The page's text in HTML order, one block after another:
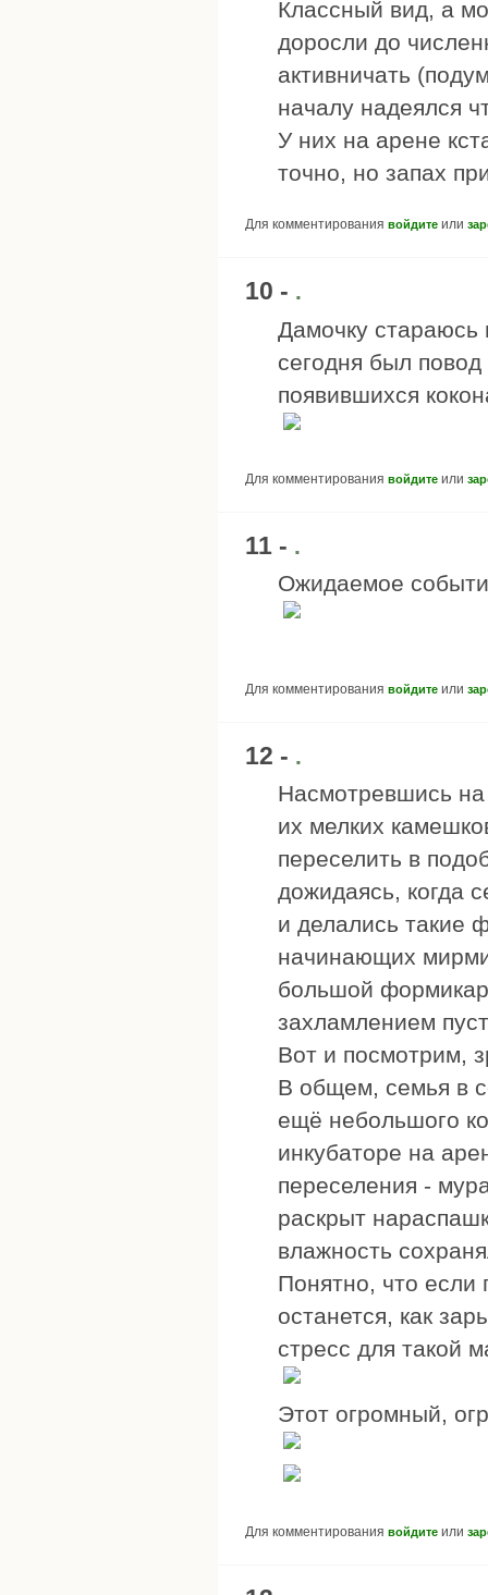
Классный вид, а
доросли до
активничать
началу надеялся
У них на арене
точно, но запах
Для комментирования войдите или
10 - .
Дамочку стараюсь
сегодня был повод
появившихся
Для комментирования войдите или
11 - .
Ожидаемое
Для комментирования войдите или
12 - .
Насмотревшись
их мелких
переселить в
дожидаясь, когда
и делались такие
начинающих
большой
захламлением
Вот и посмотрим,
В общем, семья в
ещё небольшого
инкубаторе на
переселения -
раскрыт
влажность
Понятно, что если
останется, как
стресс для такой
Этот огромный,
Для комментирования войдите или